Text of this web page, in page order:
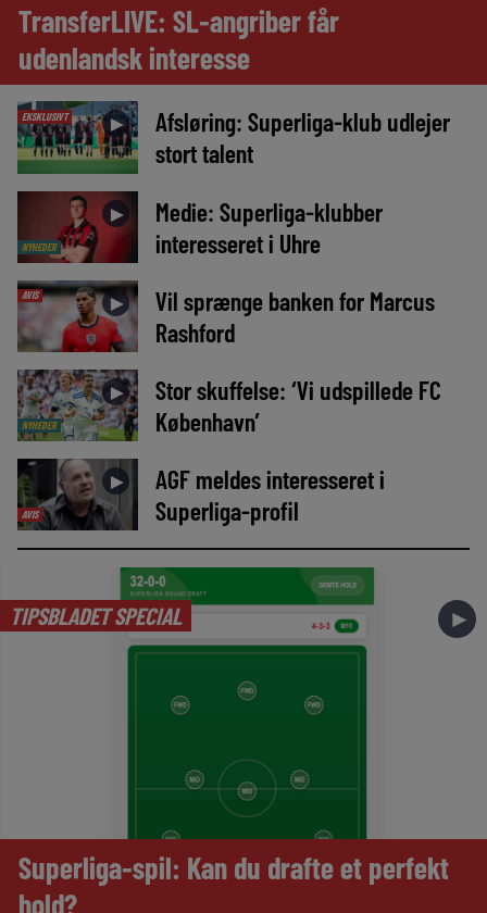
TransferLIVE: SL-angriber får
udenlandsk interesse
EKSKLUSIVT ►
Afsløring: Superliga-klub udlejer
stort talent
NYHEDER
►
Medie: Superliga-klubber
interesseret i Uhre
AVIS ►
Vil sprænge banken for Marcus
Rashford
NYHEDER
►
Stor skuffelse: ‘Vi udspillede FC
København’
AVIS
►
AGF meldes interesseret i
Superliga-profil
TIPSBLADET SPECIAL ►
Superliga-spil: Kan du drafte et perfekt
hold?